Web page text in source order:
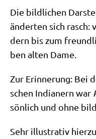
Die bild­li­chen
änder­ten sich
dern bis zum
ben alten Dame.
Zur Erin­ne­rung: Bei
schen India­nern war
sön­lich und ohne
Sehr illu­stra­tiv